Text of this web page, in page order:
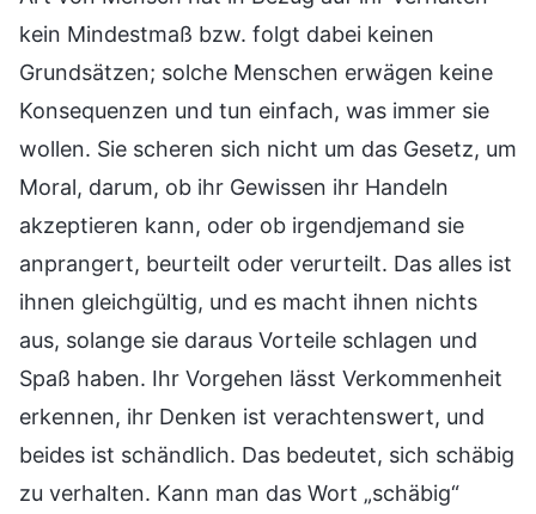
kein Mindestmaß bzw. folgt dabei keinen
Grundsätzen; solche Menschen erwägen keine
Konsequenzen und tun einfach, was immer sie
wollen. Sie scheren sich nicht um das Gesetz, um
Moral, darum, ob ihr Gewissen ihr Handeln
akzeptieren kann, oder ob irgendjemand sie
anprangert, beurteilt oder verurteilt. Das alles ist
ihnen gleichgültig, und es macht ihnen nichts
aus, solange sie daraus Vorteile schlagen und
Spaß haben. Ihr Vorgehen lässt Verkommenheit
erkennen, ihr Denken ist verachtenswert, und
beides ist schändlich. Das bedeutet, sich schäbig
zu verhalten. Kann man das Wort „schäbig“